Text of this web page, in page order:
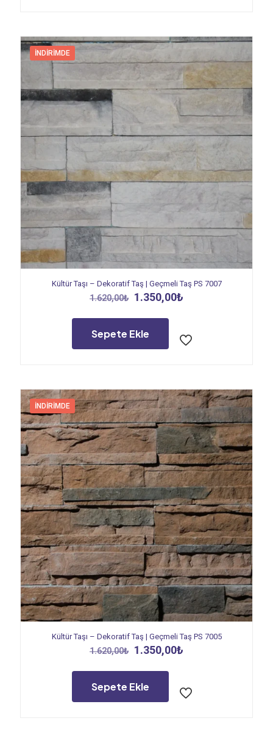
İNDIRIMDE
Kültür Taşı – Dekoratif Taş | Geçmeli Taş PS 7007
1.620,00₺ Orijinal
1.620,00₺.
1.350,00₺
Sepete Ekle
İNDIRIMDE
Kültür Taşı – Dekoratif Taş | Geçmeli Taş PS 7005
1.620,00₺ Orijinal
1.620,00₺.
1.350,00₺
Sepete Ekle